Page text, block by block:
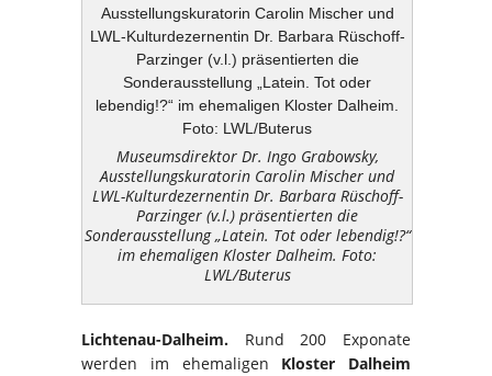
Museumsdirektor Dr. Ingo Grabowsky,
Ausstellungskuratorin Carolin Mischer und
LWL-Kulturdezernentin Dr. Barbara Rüschoff-
Parzinger (v.l.) präsentierten die
Sonderausstellung „Latein. Tot oder lebendig!?“
im ehemaligen Kloster Dalheim. Foto:
LWL/Buterus
Lichtenau-Dalheim. Rund 200 Exponate
werden im ehemaligen Kloster Dalheim